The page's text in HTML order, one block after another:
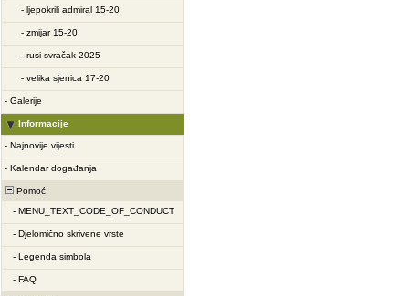
- ljepokrili admiral 15-20
- zmijar 15-20
- rusi svračak 2025
- velika sjenica 17-20
- Galerije
Informacije
- Najnovije vijesti
- Kalendar događanja
Pomoć
- MENU_TEXT_CODE_OF_CONDUCT
- Djelomično skrivene vrste
- Legenda simbola
- FAQ